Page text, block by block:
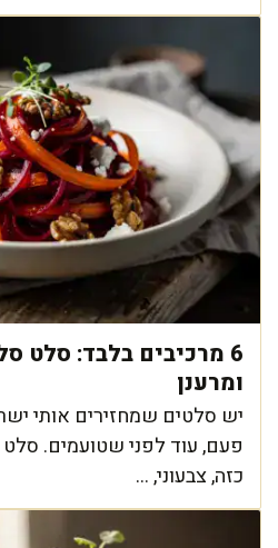
6 מרכיבים בלבד: סלט
ומרענן
יש סלטים שמחזירים אותי
פעם, עוד לפני שטועמים.
כזה, צבעוני, ...